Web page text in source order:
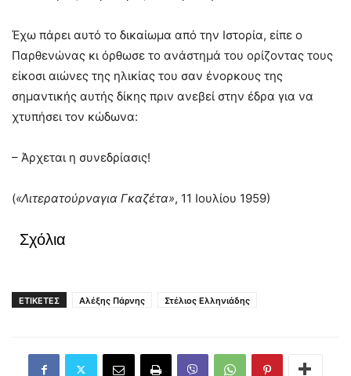
Έχω πάρει αυτό το δικαίωμα από την Ιστορία, είπε ο
Παρθενώνας κι όρθωσε το ανάστημά του ορίζοντας τους
είκοσι αιώνες της ηλικίας του σαν ένορκους της
σημαντικής αυτής δίκης πριν ανεβεί στην έδρα για να
χτυπήσει τον κώδωνα:
– Άρχεται η συνεδρίασις!
(«Λιτερατούρναγια Γκαζέτα», 11 Ιουλίου 1959)
Σχόλια
ΕΤΙΚΕΤΕΣ Αλέξης Πάρνης Στέλιος Ελληνιάδης